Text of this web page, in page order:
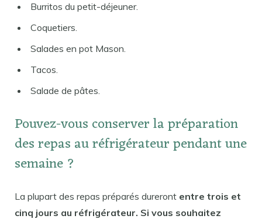
Burritos du petit-déjeuner.
Coquetiers.
Salades en pot Mason.
Tacos.
Salade de pâtes.
Pouvez-vous conserver la préparation
des repas au réfrigérateur pendant une
semaine ?
La plupart des repas préparés dureront entre trois et
cinq jours au réfrigérateur. Si vous souhaitez